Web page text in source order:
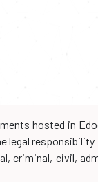
hosted in
criminal, civil,